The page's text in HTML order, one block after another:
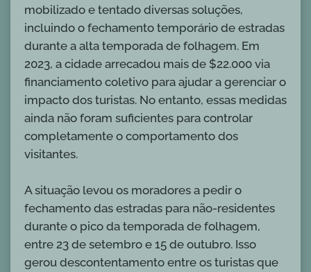
mobilizado e tentado diversas soluções,
incluindo o fechamento temporário de estradas
durante a alta temporada de folhagem. Em
2023, a cidade arrecadou mais de $22.000 via
financiamento coletivo para ajudar a gerenciar o
impacto dos turistas. No entanto, essas medidas
ainda não foram suficientes para controlar
completamente o comportamento dos
visitantes.
A situação levou os moradores a pedir o
fechamento das estradas para não-residentes
durante o pico da temporada de folhagem,
entre 23 de setembro e 15 de outubro. Isso
gerou descontentamento entre os turistas que